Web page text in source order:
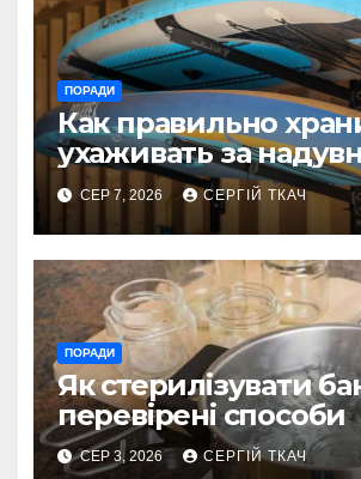
ПОРАДИ
Как правильно
ухаживать за
доской, чтобы она
прослужила годы
СЕР 7, 2026 СЕРГІЙ ТКАЧ
ПОРАДИ
Як стерилізувати
перевірені способи
СЕР 3, 2026 СЕРГІЙ ТКАЧ